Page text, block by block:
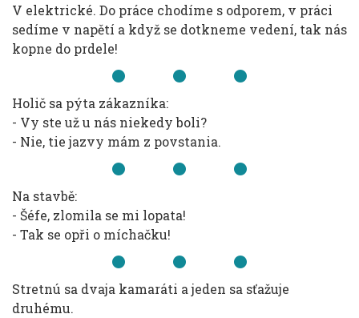
V elektrické. Do práce chodíme s odporem, v práci
sedíme v napětí a když se dotkneme vedení, tak nás
kopne do prdele!
Holič sa pýta zákazníka:
- Vy ste už u nás niekedy boli?
- Nie, tie jazvy mám z povstania.
Na stavbě:
- Šéfe, zlomila se mi lopata!
- Tak se opři o míchačku!
Stretnú sa dvaja kamaráti a jeden sa sťažuje
druhému.